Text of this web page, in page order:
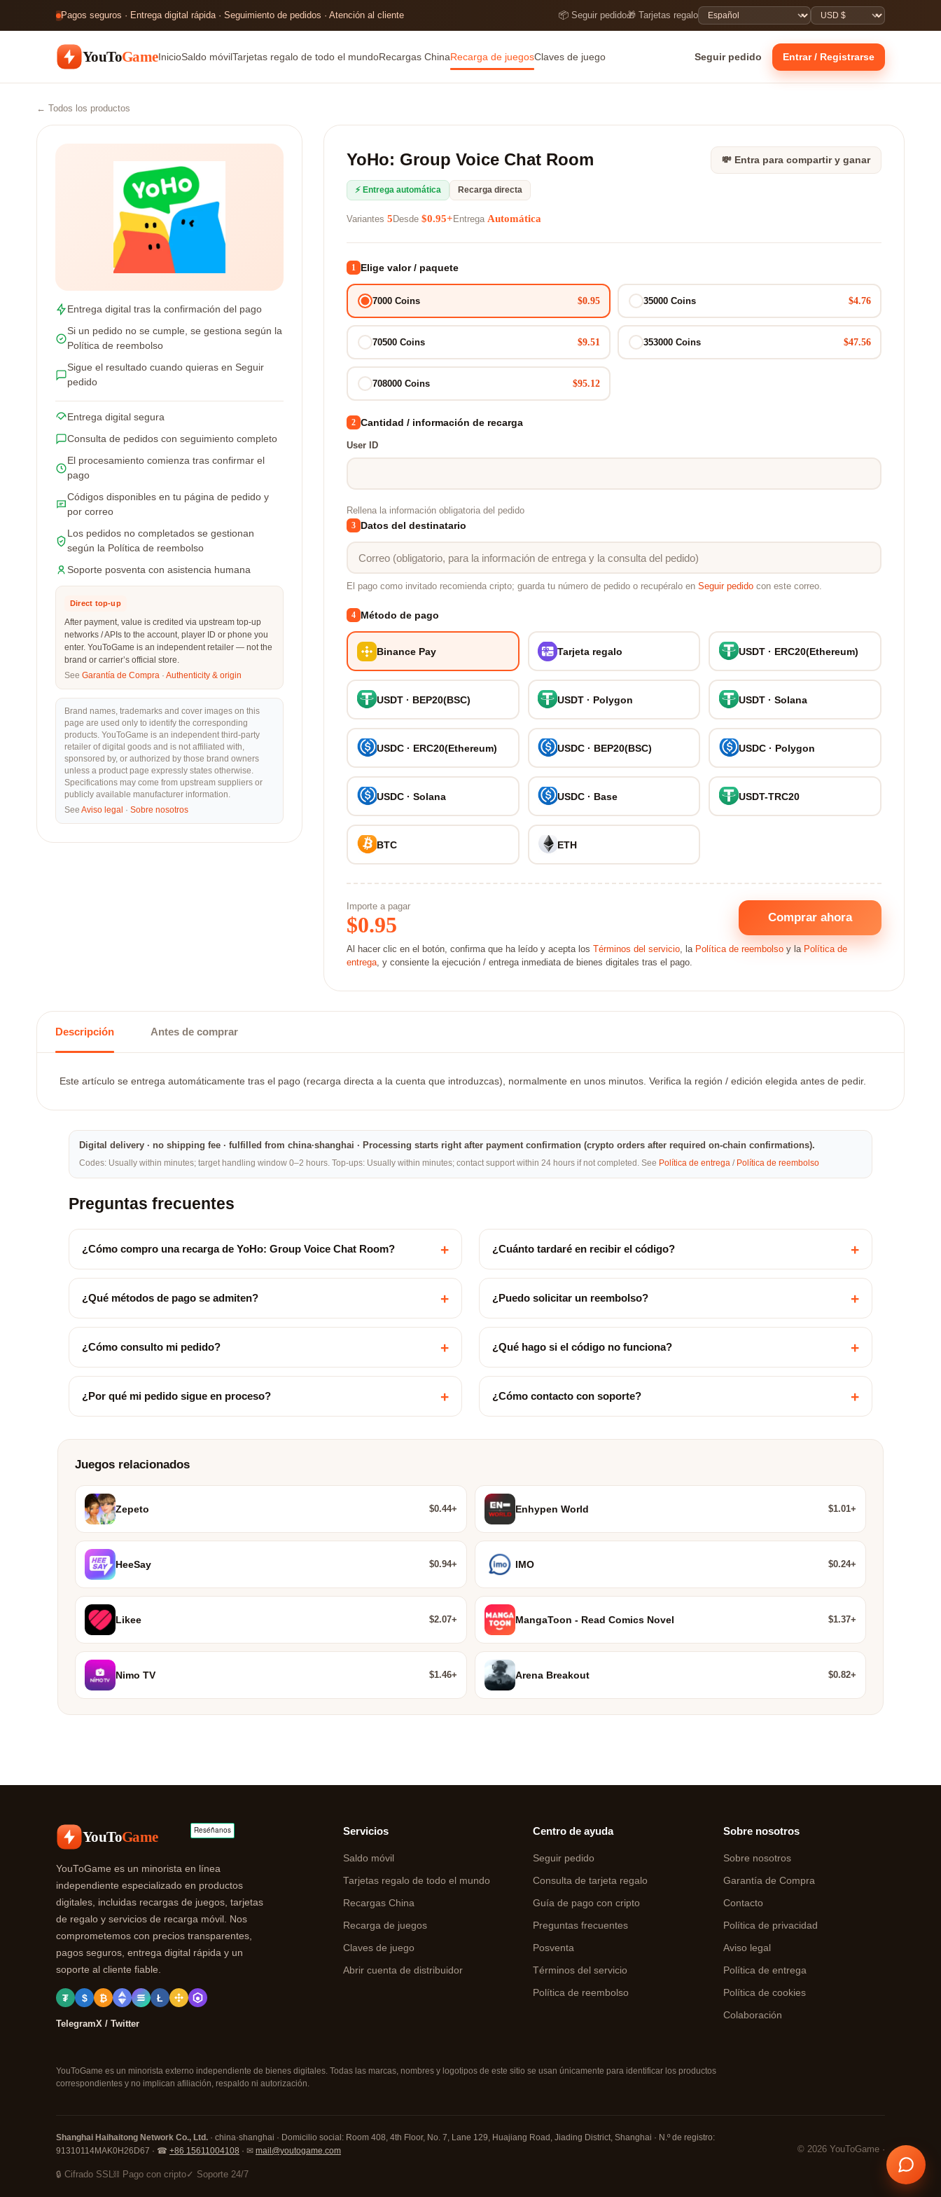
Pagos seguros · Entrega digital rápida · Seguimiento de pedidos · Atención al cliente 📦 Seguir pedido🎁 Tarjetas regalo
YouToGameInicioSaldo móvilTarjetas regalo de todo el mundoRecargas ChinaRecarga de juegosClaves de juego Seguir pedido Entrar / Registrarse
← Todos los productos
Entrega digital tras la confirmación del pago
Si un pedido no se cumple, se gestiona según la
Política de reembolso
Sigue el resultado cuando quieras en Seguir
pedido
Entrega digital segura
Consulta de pedidos con seguimiento completo
El procesamiento comienza tras confirmar el
pago
Códigos disponibles en tu página de pedido y
por correo
Los pedidos no completados se gestionan
según la Política de reembolso
Soporte posventa con asistencia humana
Direct top-up
After payment, value is credited via upstream top-up
networks / APIs to the account, player ID or phone you
enter. YouToGame is an independent retailer — not the
brand or carrier’s official store.
See Garantía de Compra · Authenticity & origin
Brand names, trademarks and cover images on this
page are used only to identify the corresponding
products. YouToGame is an independent third-party
retailer of digital goods and is not affiliated with,
sponsored by, or authorized by those brand owners
unless a product page expressly states otherwise.
Specifications may come from upstream suppliers or
publicly available manufacturer information.
See Aviso legal · Sobre nosotros
💸 Entra para compartir y ganar
YoHo: Group Voice Chat Room
⚡ Entrega automática Recarga directa
Variantes 5 Desde $0.95+ Entrega Automática
1 Elige valor / paquete
7000 Coins $0.95 35000 Coins $4.76
70500 Coins $9.51 353000 Coins $47.56
708000 Coins $95.12
2 Cantidad / información de recarga
User ID
Rellena la información obligatoria del pedido
3 Datos del destinatario
El pago como invitado recomienda cripto; guarda tu número de pedido o recupéralo en Seguir pedido con este correo.
4 Método de pago
Binance Pay Tarjeta regalo USDT · ERC20(Ethereum)
USDT · BEP20(BSC) USDT · Polygon USDT · Solana
USDC · ERC20(Ethereum) USDC · BEP20(BSC) USDC · Polygon
USDC · Solana USDC · Base USDT-TRC20
BTC ETH
Importe a pagar
$0.95 Comprar ahora
Al hacer clic en el botón, confirma que ha leído y acepta los Términos del servicio, la Política de reembolso y la Política de
entrega, y consiente la ejecución / entrega inmediata de bienes digitales tras el pago.
Descripción Antes de comprar
Este artículo se entrega automáticamente tras el pago (recarga directa a la cuenta que introduzcas), normalmente en unos minutos. Verifica la región / edición elegida antes de pedir.
Digital delivery · no shipping fee · fulfilled from china·shanghai · Processing starts right after payment confirmation (crypto orders after required on-chain confirmations).
Codes: Usually within minutes; target handling window 0–2 hours. Top-ups: Usually within minutes; contact support within 24 hours if not completed. See Política de entrega / Política de reembolso
Preguntas frecuentes
¿Cómo compro una recarga de YoHo: Group Voice Chat Room? + ¿Cuánto tardaré en recibir el código? +
¿Qué métodos de pago se admiten? + ¿Puedo solicitar un reembolso? +
¿Cómo consulto mi pedido? + ¿Qué hago si el código no funciona? +
¿Por qué mi pedido sigue en proceso? + ¿Cómo contacto con soporte? +
Juegos relacionados
Zepeto $0.44+ Enhypen World $1.01+
HeeSay $0.94+ IMO $0.24+
Likee $2.07+ MangaToon - Read Comics Novel $1.37+
Nimo TV $1.46+ Arena Breakout $0.82+
YouToGame
YouToGame es un minorista en línea
independiente especializado en productos
digitales, incluidas recargas de juegos, tarjetas
de regalo y servicios de recarga móvil. Nos
comprometemos con precios transparentes,
pagos seguros, entrega digital rápida y un
soporte al cliente fiable.
₮ $ ₿ Ł
TelegramX / Twitter
Servicios
Saldo móvil
Tarjetas regalo de todo el mundo
Recargas China
Recarga de juegos
Claves de juego
Abrir cuenta de distribuidor
Centro de ayuda
Seguir pedido
Consulta de tarjeta regalo
Guía de pago con cripto
Preguntas frecuentes
Posventa
Términos del servicio
Política de reembolso
Sobre nosotros
Sobre nosotros
Garantía de Compra
Contacto
Política de privacidad
Aviso legal
Política de entrega
Política de cookies
Colaboración
YouToGame es un minorista externo independiente de bienes digitales. Todas las marcas, nombres y logotipos de este sitio se usan únicamente para identificar los productos
correspondientes y no implican afiliación, respaldo ni autorización.
Shanghai Haihaitong Network Co., Ltd. · china·shanghai · Domicilio social: Room 408, 4th Floor, No. 7, Lane 129, Huajiang Road, Jiading District, Shanghai · N.º de registro:
91310114MAK0H26D67 · ☎ +86 15611004108 · ✉ mail@youtogame.com © 2026 YouToGame ·
🔒 Cifrado SSL⛓ Pago con cripto✓ Soporte 24/7